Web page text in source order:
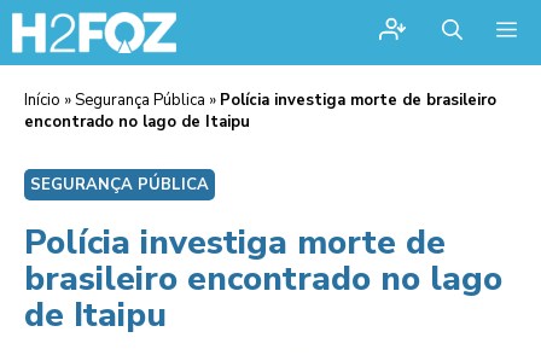
Início »Segurança Pública » Polícia investiga morte de brasileiro
encontrado no lago de Itaipu
SEGURANÇA PÚBLICA
Polícia investiga morte de
brasileiro encontrado no lago
de Itaipu